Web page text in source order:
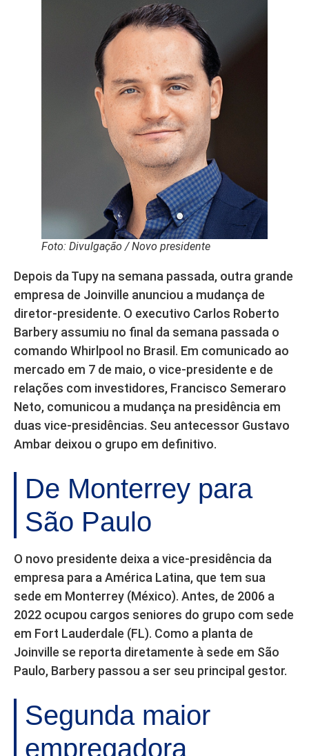
Foto: Divulgação / Novo presidente
Depois da Tupy na semana passada, outra grande
empresa de Joinville anunciou a mudança de
diretor-presidente. O executivo Carlos Roberto
Barbery assumiu no final da semana passada o
comando Whirlpool no Brasil. Em comunicado ao
mercado em 7 de maio, o vice-presidente e de
relações com investidores, Francisco Semeraro
Neto, comunicou a mudança na presidência em
duas vice-presidências. Seu antecessor Gustavo
Ambar deixou o grupo em definitivo.
De Monterrey para
São Paulo
O novo presidente deixa a vice-presidência da
empresa para a América Latina, que tem sua
sede em Monterrey (México). Antes, de 2006 a
2022 ocupou cargos seniores do grupo com sede
em Fort Lauderdale (FL). Como a planta de
Joinville se reporta diretamente à sede em São
Paulo, Barbery passou a ser seu principal gestor.
Segunda maior
empregadora